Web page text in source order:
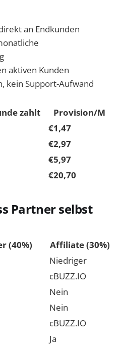
an Endkunden
aktiven Kunden
kein Support-Aufwand
zahlt
Provision/M
€1,47
€2,97
€5,97
€20,70
Partner selbst
(40%)
Affiliate (30%)
Niedriger
cBUZZ.IO
Nein
Nein
cBUZZ.IO
Ja